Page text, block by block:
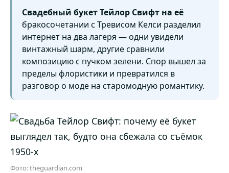
Свадебный букет Тейлор Свифт на её
бракосочетании с Тревисом Келси разделил
интернет на два лагеря — одни увидели
винтажный шарм, другие сравнили
композицию с пучком зелени. Спор вышел за
пределы флористики и превратился в
разговор о моде на старомодную романтику.
Фото: theguardian.com